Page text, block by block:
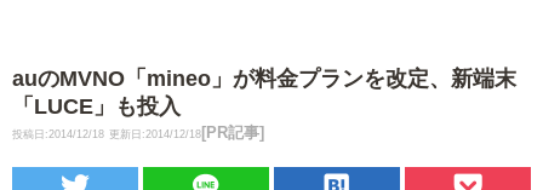
auのMVNO「mineo」が料金プランを改定、新端末
「LUCE」も投入
投稿日:2014/12/18 更新日:2014/12/18 [PR記事]